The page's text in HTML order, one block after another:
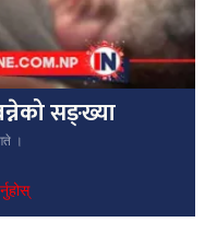
सङ्ख्या
।